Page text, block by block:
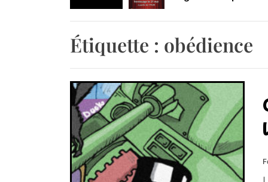
Retrouvez-nous au
Étiquette : obédience